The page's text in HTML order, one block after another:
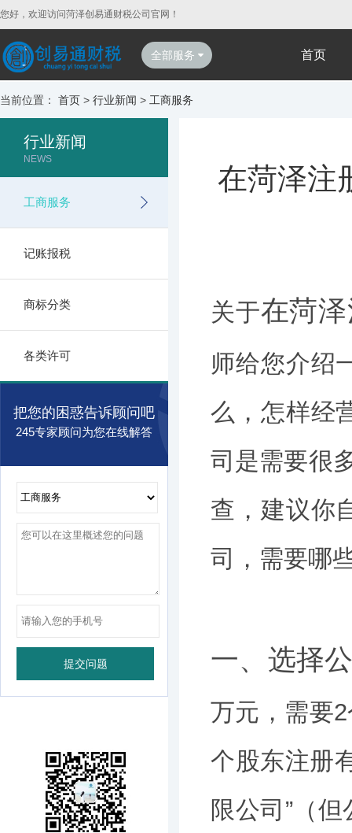
您好，欢迎访问菏泽创易通财税公司官网！
全部服务 首页
当前位置： 首页 > 行业新闻 > 工商服务
行业新闻
NEWS
工商服务
记账报税
商标分类
各类许可
把您的困惑告诉顾问吧
245专家顾问为您在线解答
在菏泽注
关于在菏
师给您介绍
么，怎样经
司是需要很
查，建议你
司，需要哪
一、选择
万元，需要
个股东注册
限公司”（